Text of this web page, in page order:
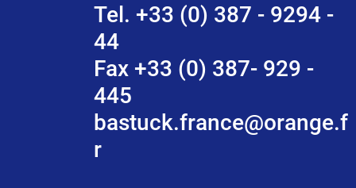
Tel. +33 (0) 387 - 9294 -
44
Fax +33 (0) 387- 929 -
445
bastuck.france@orange.f
r